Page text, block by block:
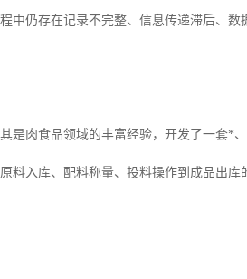
中仍存在记录不完整、信息传递滞后、
是肉食品领域的丰富经验，开发了一套*
料入库、配料称量、投料操作到成品出